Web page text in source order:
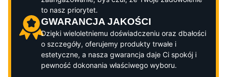
to nasz priorytet.
GWARANCJA JAKOŚCI
Dzięki wieloletniemu doświadczeniu oraz dbałości
o szczegóły, oferujemy produkty trwałe i
estetyczne, a nasza gwarancja daje Ci spokój i
pewność dokonania właściwego wyboru.